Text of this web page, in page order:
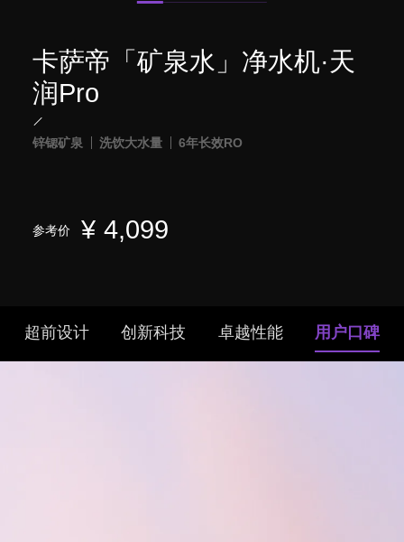
卡萨帝「矿泉水」净水机·天
润Pro
锌锶矿泉 洗饮大水量 6年长效RO
参考价 ¥ 4,099
超前设计 创新科技 卓越性能 用户口碑